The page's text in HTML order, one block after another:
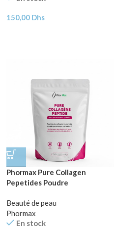
150,00 Dhs
Phormax Pure Collagen
Pepetides Poudre
Beauté de peau
Phormax
En stock